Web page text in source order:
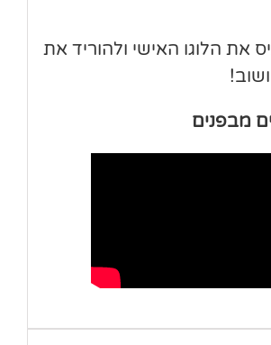
את הלוגו האישי ולהוריד את
מבפנים